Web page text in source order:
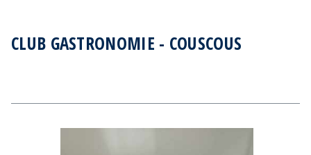
CLUB GASTRONOMIE - COUSCOUS